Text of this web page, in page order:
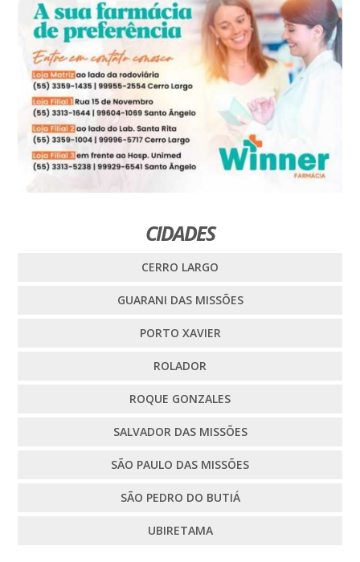
CIDADES
CERRO LARGO
GUARANI DAS MISSÕES
PORTO XAVIER
ROLADOR
ROQUE GONZALES
SALVADOR DAS MISSÕES
SÃO PAULO DAS MISSÕES
SÃO PEDRO DO BUTIÁ
UBIRETAMA